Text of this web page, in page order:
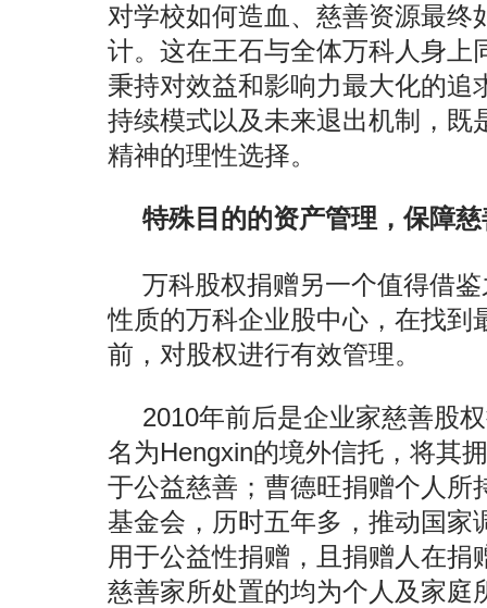
对学校如何造血、慈善资源最终
计。这在王石与全体万科人身上
秉持对效益和影响力最大化的追
持续模式以及未来退出机制，既
精神的理性选择。
特殊目的的资产管理，保障
万科股权捐赠另一个值得借
性质的万科企业股中心，在找到
前，对股权进行有效管理。
2010年前后是企业家慈善股
名为Hengxin的境外信托，将其
于公益慈善；曹德旺捐赠个人所
基金会，历时五年多，推动国家
用于公益性捐赠，且捐赠人在
慈善家所处置的均为个人及家庭